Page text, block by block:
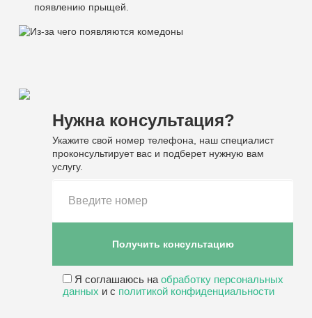
появлению прыщей.
Нужна консультация?
Укажите свой номер телефона, наш специалист
проконсультирует вас и подберет нужную вам
услугу.
Я соглашаюсь на обработку персональных
данных и с политикой конфиденциальности